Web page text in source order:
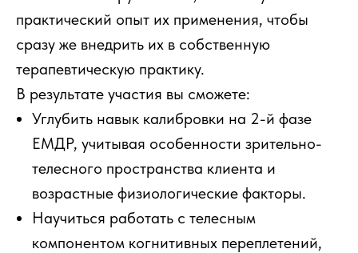
практический опыт их применения, чтобы
сразу же внедрить их в собственную
терапевтическую практику.
В результате участия вы сможете:
Углубить навык калибровки на 2-й фазе
ЕМДР, учитывая особенности зрительно-
телесного пространства клиента и
возрастные физиологические факторы.
Научиться работать с телесным
компонентом когнитивных переплетений,